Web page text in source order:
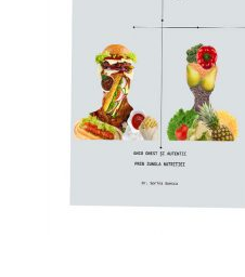
Iubim